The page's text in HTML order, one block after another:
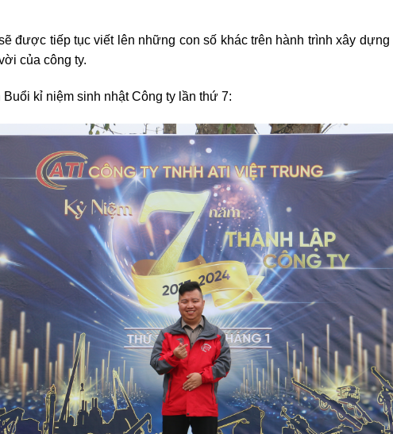
được tiếp tục viết lên những con số khác trên hành trình xây
của công ty.
kỉ niệm sinh nhật Công ty lần thứ 7: